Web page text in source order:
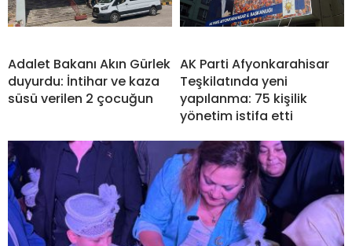
Adalet Bakanı Akın Gürlek
duyurdu: İntihar ve kaza
süsü verilen 2 çocuğun
AK Parti Afyonkarahisar
Teşkilatında yeni
yapılanma: 75 kişilik
yönetim istifa etti